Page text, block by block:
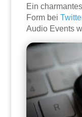
Ein
Form bei
Audio Events